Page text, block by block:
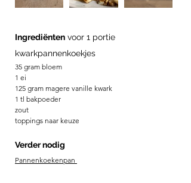
Ingrediënten voor 1 portie
kwarkpannenkoekjes
35 gram bloem
1 ei
125 gram magere vanille kwark
1 tl bakpoeder
zout
toppings naar keuze
Verder nodig
Pannenkoekenpan